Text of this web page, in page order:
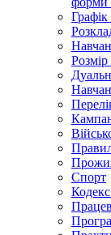
Графік
Спорт
Кодекс